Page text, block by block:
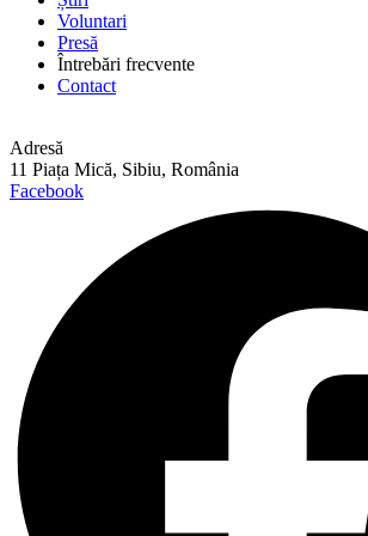
Voluntari
Presă
Întrebări frecvente
Contact
Adresă
11 Piața Mică, Sibiu, România
Facebook